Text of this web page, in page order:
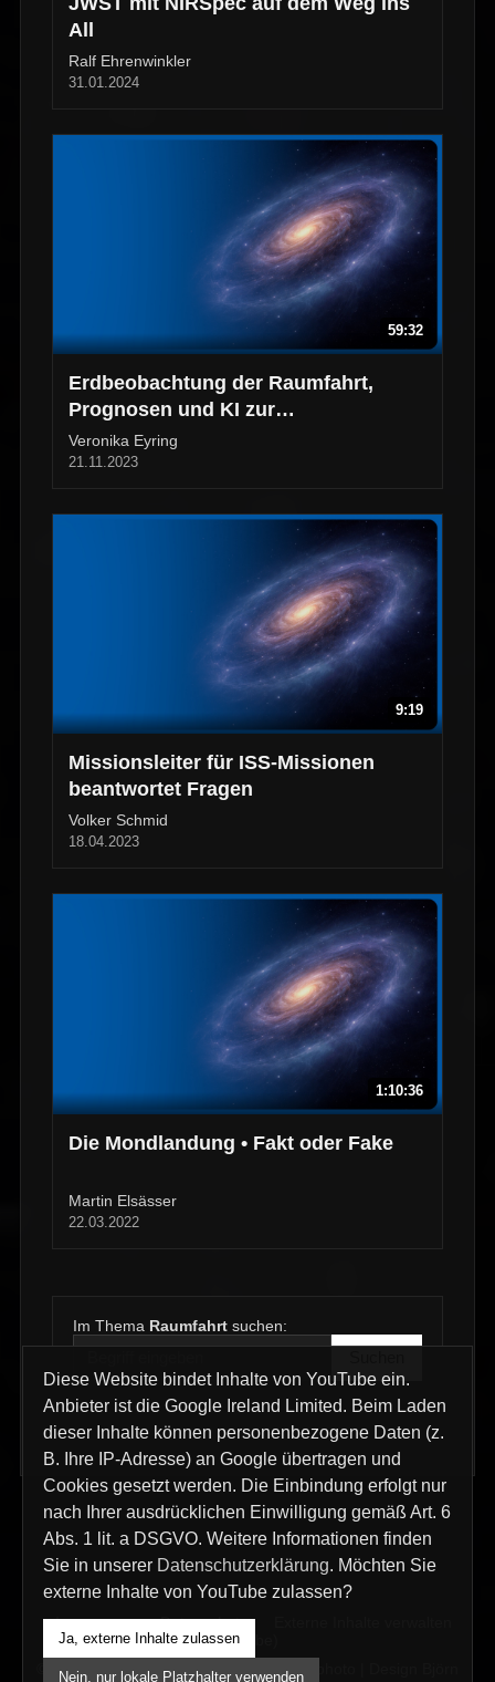
All
Ralf Ehrenwinkler
31.01.2024
59:32
Erdbeobachtung der Raumfahrt,
Prognosen und KI zur
Klimamodellierung
Veronika Eyring
21.11.2023
9:19
Missionsleiter für ISS-Missionen
beantwortet Fragen
Volker Schmid
18.04.2023
1:10:36
Die Mondlandung • Fakt oder Fake
Martin Elsässer
22.03.2022
Im Thema Raumfahrtsuchen:
Impressum Datenschutz
(YouTube)
© 2026 interklicks KG | interklicks film & photo | Design Björn
Diese Website bindet Inhalte von YouTube ein.
Anbieter ist die Google Ireland Limited. Beim Laden
dieser Inhalte können personenbezogene Daten (z.
B. Ihre IP-Adresse) an Google übertragen und
Cookies gesetzt werden. Die Einbindung erfolgt nur
nach Ihrer ausdrücklichen Einwilligung gemäß Art. 6
Abs. 1 lit. a DSGVO. Weitere Informationen finden
Sie in unserer Datenschutzerklärung. Möchten Sie
externe Inhalte von YouTube zulassen?
Ja, externe Inhalte zulassen
Nein, nur lokale Platzhalter verwenden